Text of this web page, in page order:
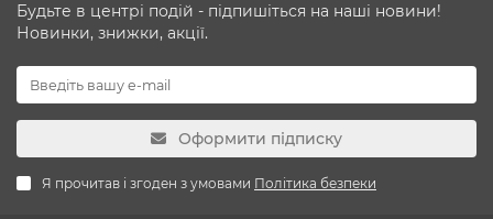
Будьте в центрі подій - підпишіться на наші новини!
Новинки, знижки, акції.
Оформити підписку
Я прочитав і згоден з умовами Політика безпеки